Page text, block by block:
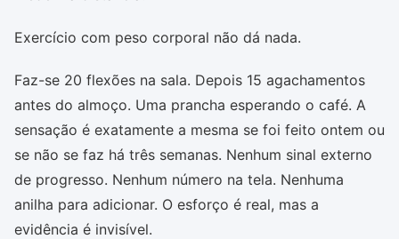
Exercício com peso corporal não dá nada.
Faz-se 20 flexões na sala. Depois 15 agachamentos
antes do almoço. Uma prancha esperando o café. A
sensação é exatamente a mesma se foi feito ontem ou
se não se faz há três semanas. Nenhum sinal externo
de progresso. Nenhum número na tela. Nenhuma
anilha para adicionar. O esforço é real, mas a
evidência é invisível.